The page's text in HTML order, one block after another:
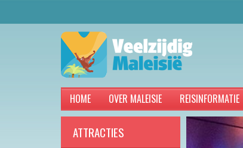
HOME OVER MALEISIE REISINFORMATIE
ATTRACTIES